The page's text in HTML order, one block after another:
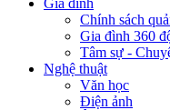
Gia đình
Chính sách
Gia đình 360
Tâm sự -
Nghệ thuật
Văn học
Điện ảnh